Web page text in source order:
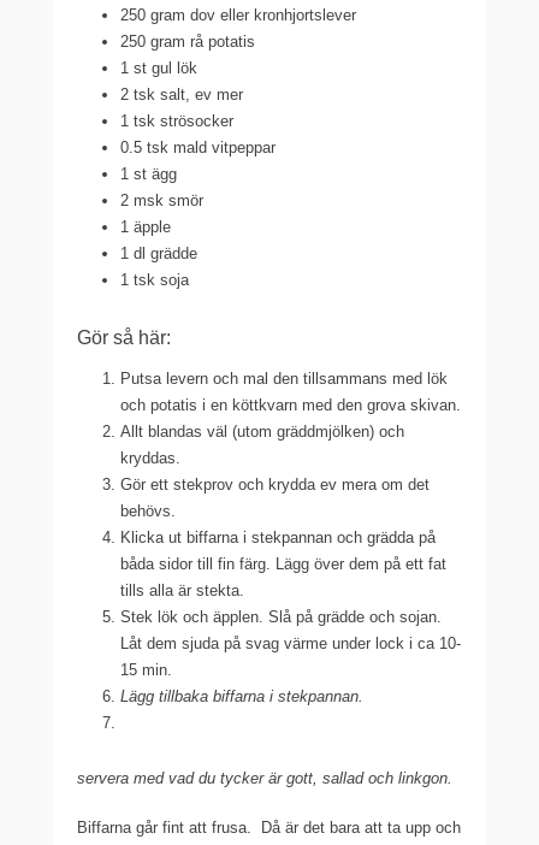
250 gram dov eller kronhjortslever
250 gram rå potatis
1 st gul lök
2 tsk salt, ev mer
1 tsk strösocker
0.5 tsk mald vitpeppar
1 st ägg
2 msk smör
1 äpple
1 dl grädde
1 tsk soja
Gör så här:
Putsa levern och mal den tillsammans med lök
och potatis i en köttkvarn med den grova skivan.
Allt blandas väl (utom gräddmjölken) och
kryddas.
Gör ett stekprov och krydda ev mera om det
behövs.
Klicka ut biffarna i stekpannan och grädda på
båda sidor till fin färg. Lägg över dem på ett fat
tills alla är stekta.
Stek lök och äpplen. Slå på grädde och sojan.
Låt dem sjuda på svag värme under lock i ca 10-
15 min.
Lägg tillbaka biffarna i stekpannan.
servera med vad du tycker är gott, sallad och linkgon.
Biffarna går fint att frusa. Då är det bara att ta upp och